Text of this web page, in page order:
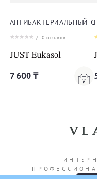
АНТИБАКТЕРИАЛЬНЫЙ
/ 0 отзывов
JUST Eukasol
7 600 ₸